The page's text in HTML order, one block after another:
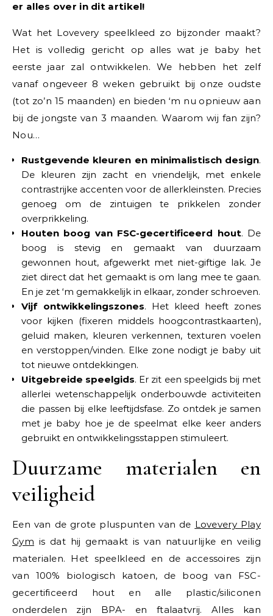
er alles over in dit artikel!
Wat het Lovevery speelkleed zo bijzonder maakt?
Het is volledig gericht op alles wat je baby het
eerste jaar zal ontwikkelen. We hebben het zelf
vanaf ongeveer 8 weken gebruikt bij onze oudste
(tot zo’n 15 maanden) en bieden ‘m nu opnieuw aan
bij de jongste van 3 maanden. Waarom wij fan zijn?
Nou…
Rustgevende kleuren en minimalistisch design.
De kleuren zijn zacht en vriendelijk, met enkele
contrastrijke accenten voor de allerkleinsten. Precies
genoeg om de zintuigen te prikkelen zonder
overprikkeling.
Houten boog van FSC-gecertificeerd hout. De
boog is stevig en gemaakt van duurzaam
gewonnen hout, afgewerkt met niet-giftige lak. Je
ziet direct dat het gemaakt is om lang mee te gaan.
En je zet ‘m gemakkelijk in elkaar, zonder schroeven.
Vijf ontwikkelingszones. Het kleed heeft zones
voor kijken (fixeren middels hoogcontrastkaarten),
geluid maken, kleuren verkennen, texturen voelen
en verstoppen/vinden. Elke zone nodigt je baby uit
tot nieuwe ontdekkingen.
Uitgebreide speelgids. Er zit een speelgids bij met
allerlei wetenschappelijk onderbouwde activiteiten
die passen bij elke leeftijdsfase. Zo ontdek je samen
met je baby hoe je de speelmat elke keer anders
gebruikt en ontwikkelingsstappen stimuleert.
Duurzame materialen en
veiligheid
Een van de grote pluspunten van de Lovevery Play
Gym is dat hij gemaakt is van natuurlijke en veilig
materialen. Het speelkleed en de accessoires zijn
van 100% biologisch katoen, de boog van FSC-
gecertificeerd hout en alle plastic/siliconen
onderdelen zijn BPA- en ftalaatvrij. Alles kan